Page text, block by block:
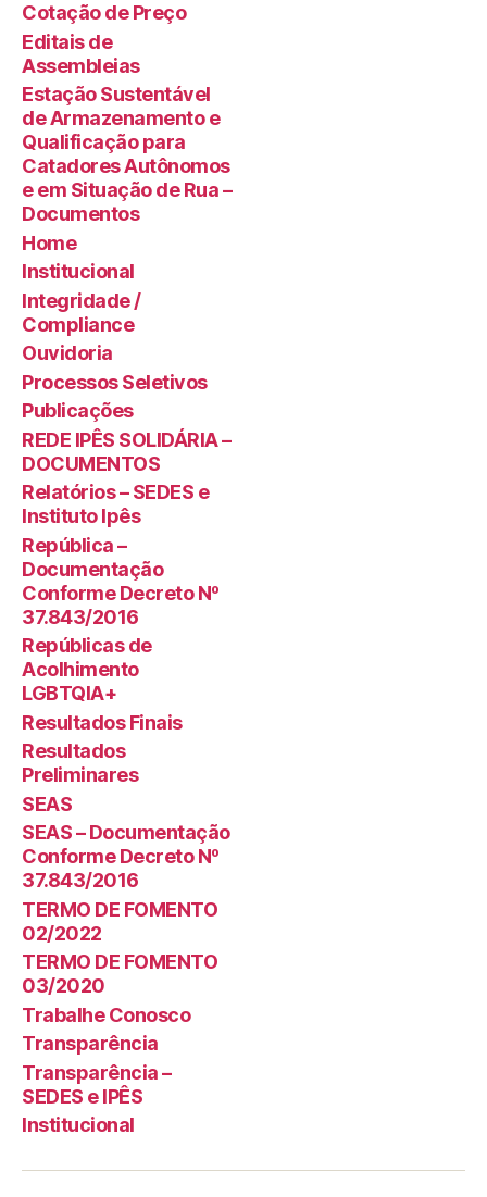
Cotação de Preço
Editais de
Assembleias
Estação Sustentável
de Armazenamento e
Qualificação para
Catadores Autônomos
e em Situação de Rua –
Documentos
Home
Institucional
Integridade /
Compliance
Ouvidoria
Processos Seletivos
Publicações
REDE IPÊS SOLIDÁRIA –
DOCUMENTOS
Relatórios – SEDES e
Instituto Ipês
República –
Documentação
Conforme Decreto Nº
37.843/2016
Repúblicas de
Acolhimento
LGBTQIA+
Resultados Finais
Resultados
Preliminares
SEAS
SEAS – Documentação
Conforme Decreto Nº
37.843/2016
TERMO DE FOMENTO
02/2022
TERMO DE FOMENTO
03/2020
Trabalhe Conosco
Transparência
Transparência –
SEDES e IPÊS
Institucional